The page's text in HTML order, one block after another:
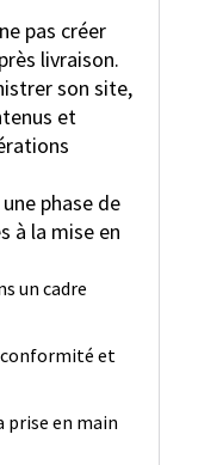
pas créer
livraison.
son site,
et
phase de
à la mise en
un cadre
et
prise en main